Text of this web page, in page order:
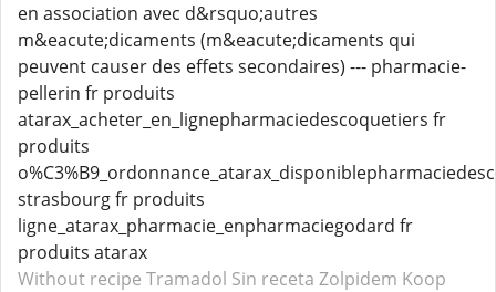
en association avec d&rsquo;autres
m&eacute;dicaments (m&eacute;dicaments qui
peuvent causer des effets secondaires) --- pharmacie-
pellerin fr produits
atarax_acheter_en_lignepharmaciedescoquetiers fr
produits
strasbourg fr produits
ligne_atarax_pharmacie_enpharmaciegodard fr
produits atarax
Without recipe Tramadol Sin receta Zolpidem Koop